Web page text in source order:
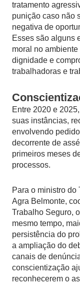
tratamento
punição caso não
negativa de
Esses são alguns
moral no
dignidade e
trabalhadoras e
Entre 2020 e
suas instâncias,
envolvendo
decorrente de
primeiros meses
processos.
Para o ministro do
Agra Belmonte,
Trabalho Seguro,
mesmo tempo,
persistência do
a ampliação do
canais de
conscientização
reconhecerem o